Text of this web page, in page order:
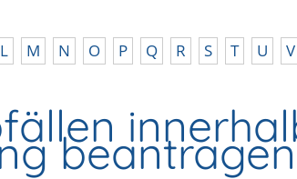
L M N O P Q R S T U V
beantragen